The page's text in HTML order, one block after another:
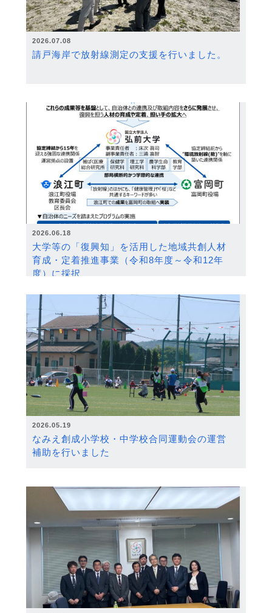
2026.07.08
請戸海岸で放射線測定の支援を行いました。
2026.06.18
大学等の「復興知」を活用した地域共創人材
育成・定着推進事業（令和8年度～令和12年
度）に採択
2026.05.19
なみえ創成小学校・中学校合同運動会の運営
補助を行いました